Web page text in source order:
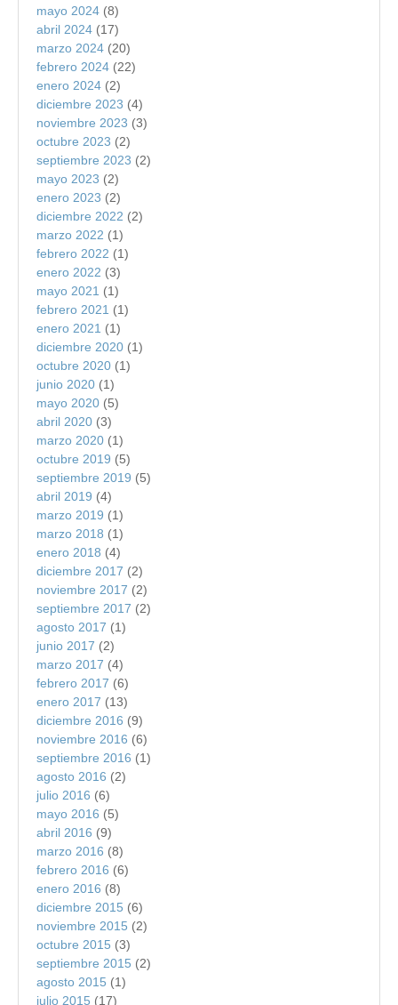
mayo 2024 (8)
abril 2024 (17)
marzo 2024 (20)
febrero 2024 (22)
enero 2024 (2)
diciembre 2023 (4)
noviembre 2023 (3)
octubre 2023 (2)
septiembre 2023 (2)
mayo 2023 (2)
enero 2023 (2)
diciembre 2022 (2)
marzo 2022 (1)
febrero 2022 (1)
enero 2022 (3)
mayo 2021 (1)
febrero 2021 (1)
enero 2021 (1)
diciembre 2020 (1)
octubre 2020 (1)
junio 2020 (1)
mayo 2020 (5)
abril 2020 (3)
marzo 2020 (1)
octubre 2019 (5)
septiembre 2019 (5)
abril 2019 (4)
marzo 2019 (1)
marzo 2018 (1)
enero 2018 (4)
diciembre 2017 (2)
noviembre 2017 (2)
septiembre 2017 (2)
agosto 2017 (1)
junio 2017 (2)
marzo 2017 (4)
febrero 2017 (6)
enero 2017 (13)
diciembre 2016 (9)
noviembre 2016 (6)
septiembre 2016 (1)
agosto 2016 (2)
julio 2016 (6)
mayo 2016 (5)
abril 2016 (9)
marzo 2016 (8)
febrero 2016 (6)
enero 2016 (8)
diciembre 2015 (6)
noviembre 2015 (2)
octubre 2015 (3)
septiembre 2015 (2)
agosto 2015 (1)
julio 2015 (17)